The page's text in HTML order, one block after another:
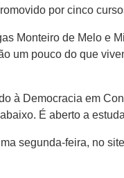
por cinco
Monteiro de Melo e
um pouco do que
à Democracia em
É aberto a
segunda-feira, no